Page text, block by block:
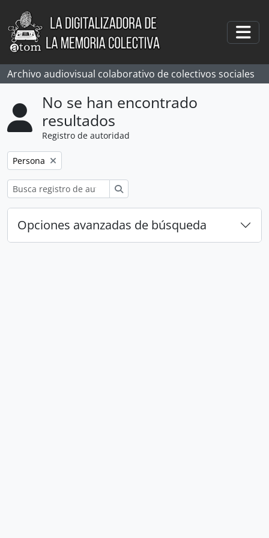
Skip to main content
Archivo audiovisual colaborativo de colectivos sociales
No se han encontrado
resultados
Registro de autoridad
Remove filter:
Persona
Opciones avanzadas de búsqueda